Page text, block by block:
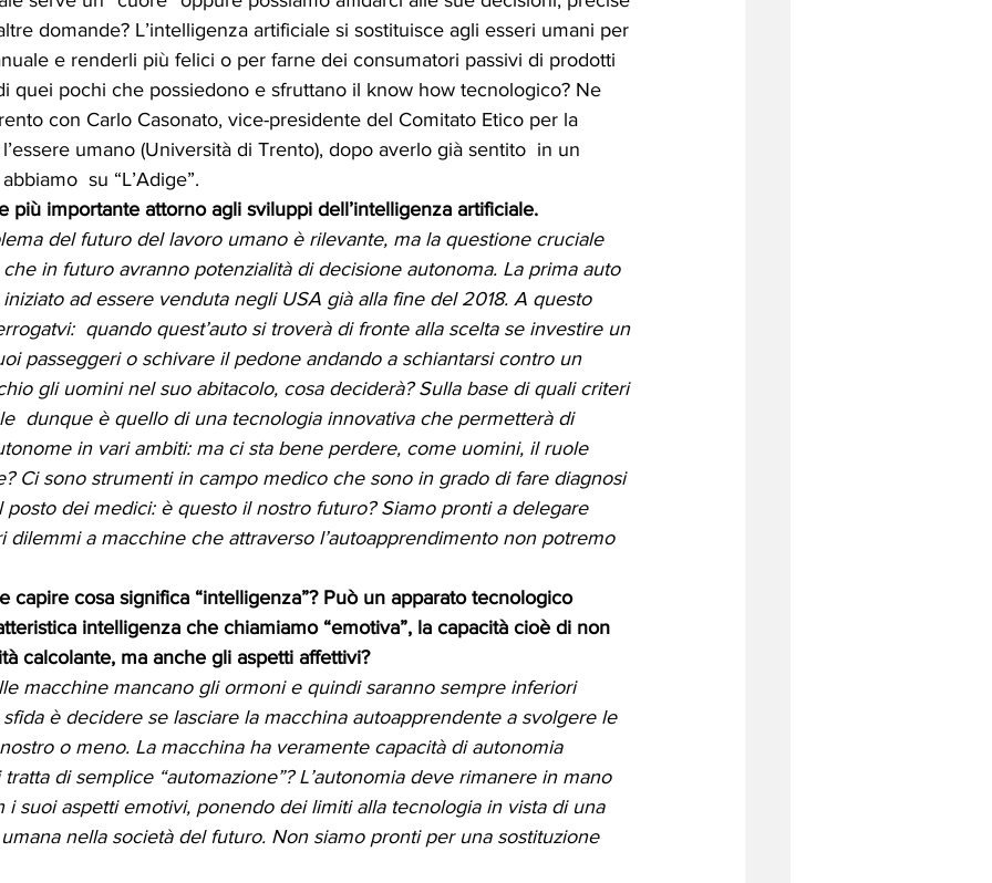
aprile24 maggio24
domande? L’intelligenza artificiale si sostituisce agli esseri umani per
e renderli più felici o per farne dei consumatori passivi di prodotti
quei pochi che possiedono e sfruttano il know how tecnologico? Ne
con Carlo Casonato, vice-presidente del Comitato Etico per la
umano (Università di Trento), dopo averlo già sentito  in un
su “L’Adige”.
più importante attorno agli sviluppi dell’intelligenza artificiale.
del futuro del lavoro umano è rilevante, ma la questione cruciale
in futuro avranno potenzialità di decisione autonoma. La prima auto
ad essere venduta negli USA già alla fine del 2018. A questo
quando quest’auto si troverà di fronte alla scelta se investire un
passeggeri o schivare il pedone andando a schiantarsi contro un
gli uomini nel suo abitacolo, cosa deciderà? Sulla base di quali criteri
dunque è quello di una tecnologia innovativa che permetterà di
in vari ambiti: ma ci sta bene perdere, come uomini, il ruole
Ci sono strumenti in campo medico che sono in grado di fare diagnosi
posto dei medici: è questo il nostro futuro? Siamo pronti a delegare
dilemmi a macchine che attraverso l’autoapprendimento non potremo
capire cosa significa “intelligenza”? Può un apparato tecnologico
intelligenza che chiamiamo “emotiva”, la capacità cioè di non
calcolante, ma anche gli aspetti affettivi?
macchine mancano gli ormoni e quindi saranno sempre inferiori
sfida è decidere se lasciare la macchina autoapprendente a svolgere le
o meno. La macchina ha veramente capacità di autonomia
di semplice “automazione”? L’autonomia deve rimanere in mano
i suoi aspetti emotivi, ponendo dei limiti alla tecnologia in vista di una
nella società del futuro. Non siamo pronti per una sostituzione